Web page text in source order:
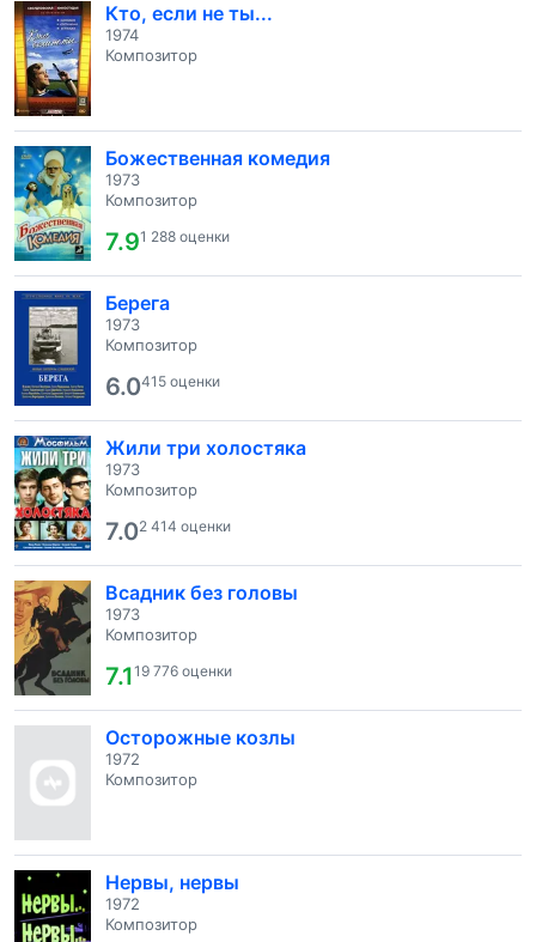
Кто, если не ты...
1974
Композитор
Божественная комедия
1973
Композитор
7.91 288 оценки
Берега
1973
Композитор
6.0415 оценки
Жили три холостяка
1973
Композитор
7.02 414 оценки
Всадник без головы
1973
Композитор
7.119 776 оценки
Осторожные козлы
1972
Композитор
Нервы, нервы
1972
Композитор